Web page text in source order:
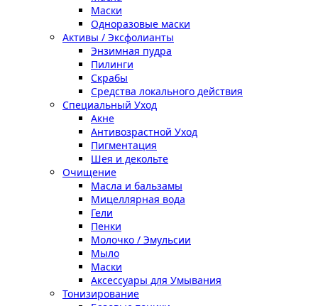
Маски
Одноразовые маски
Активы / Эксфолианты
Энзимная пудра
Пилинги
Скрабы
Средства локального действия
Специальный Уход
Акне
Антивозрастной Уход
Пигментация
Шея и декольте
Очищение
Масла и бальзамы
Мицеллярная вода
Гели
Пенки
Молочко / Эмульсии
Мыло
Маски
Аксессуары для Умывания
Тонизирование